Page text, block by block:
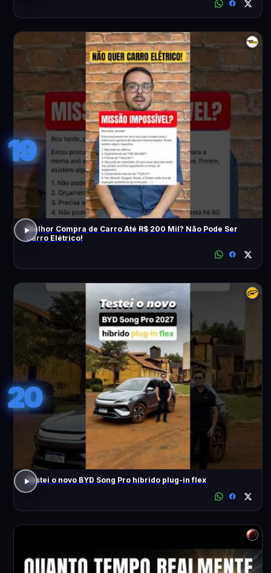
19
Melhor Compra de Carro Até R$ 200 Mil? Não Pode Ser
Carro Elétrico!
20
Testei o novo BYD Song Pro híbrido plug-in flex